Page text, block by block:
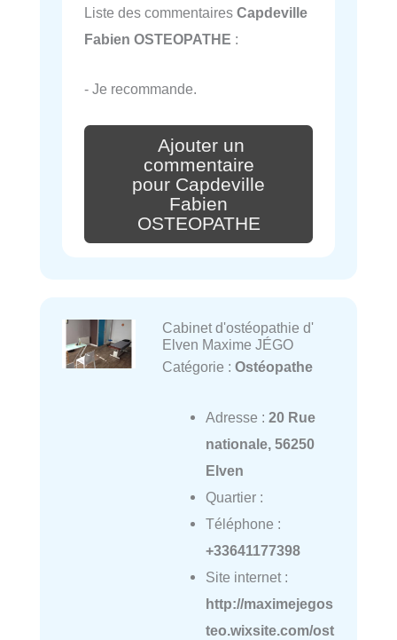
Liste des commentaires Capdeville
Fabien OSTEOPATHE :
- Je recommande.
Ajouter un
commentaire
pour Capdeville
Fabien
OSTEOPATHE
Cabinet d'ostéopathie d'
Elven Maxime JÉGO
Catégorie : Ostéopathe
Adresse : 20 Rue
nationale, 56250
Elven
Quartier :
Téléphone :
+33641177398
Site internet :
http://maximejegos
teo.wixsite.com/ost